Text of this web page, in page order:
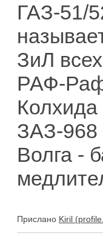
ГАЗ-51/
ЗиЛ
РАФ-
ЗАЗ-
Волга -
Прислано Kiril